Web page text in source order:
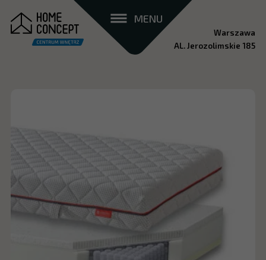
MENU
Warszawa
AL. Jerozolimskie 185